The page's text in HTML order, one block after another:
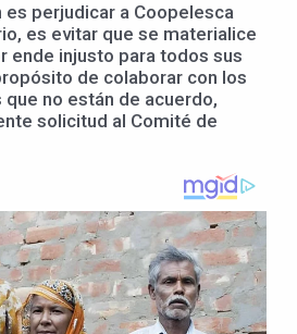
perjudicar a Coopelesca
es evitar que se materialice
ende injusto para todos sus
de colaborar con los
no están de acuerdo,
solicitud al Comité de